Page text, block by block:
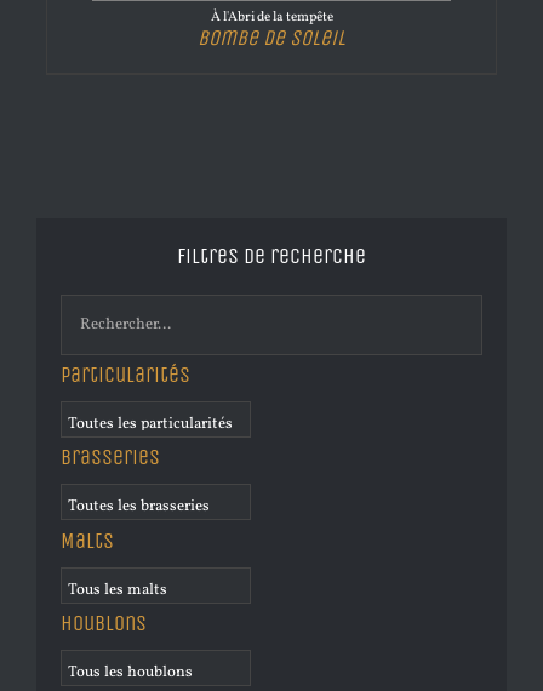
À l'Abri de la tempête
Bombe de Soleil
Filtres de recherche
Particularités
Brasseries
Malts
Houblons